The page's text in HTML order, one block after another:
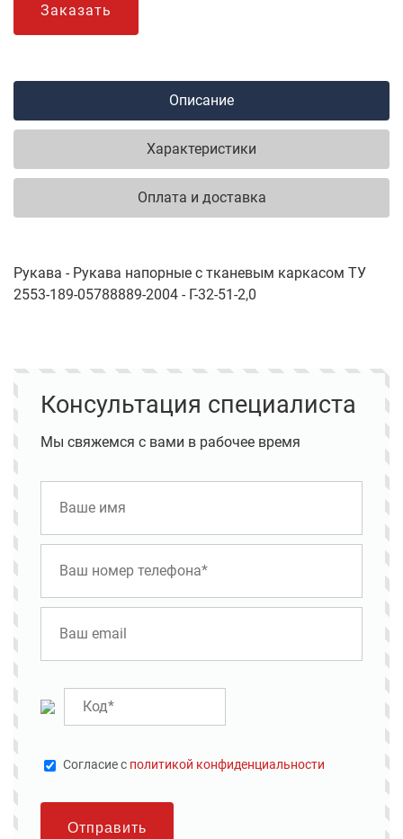
Заказать
Описание
Характеристики
Оплата и доставка
Рукава - Рукава напорные с тканевым каркасом ТУ
2553-189-05788889-2004 - Г-32-51-2,0
Консультация специалиста
Мы свяжемся с вами в рабочее время
Cогласие с политикой конфиденциальности
Отправить